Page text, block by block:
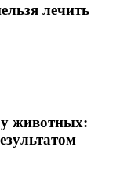
лечить
у животных: